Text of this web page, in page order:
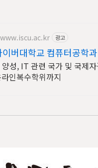
광고
버대학교 컴퓨터공학
성, IT 관련 국가 및 국제
인복수학위까지